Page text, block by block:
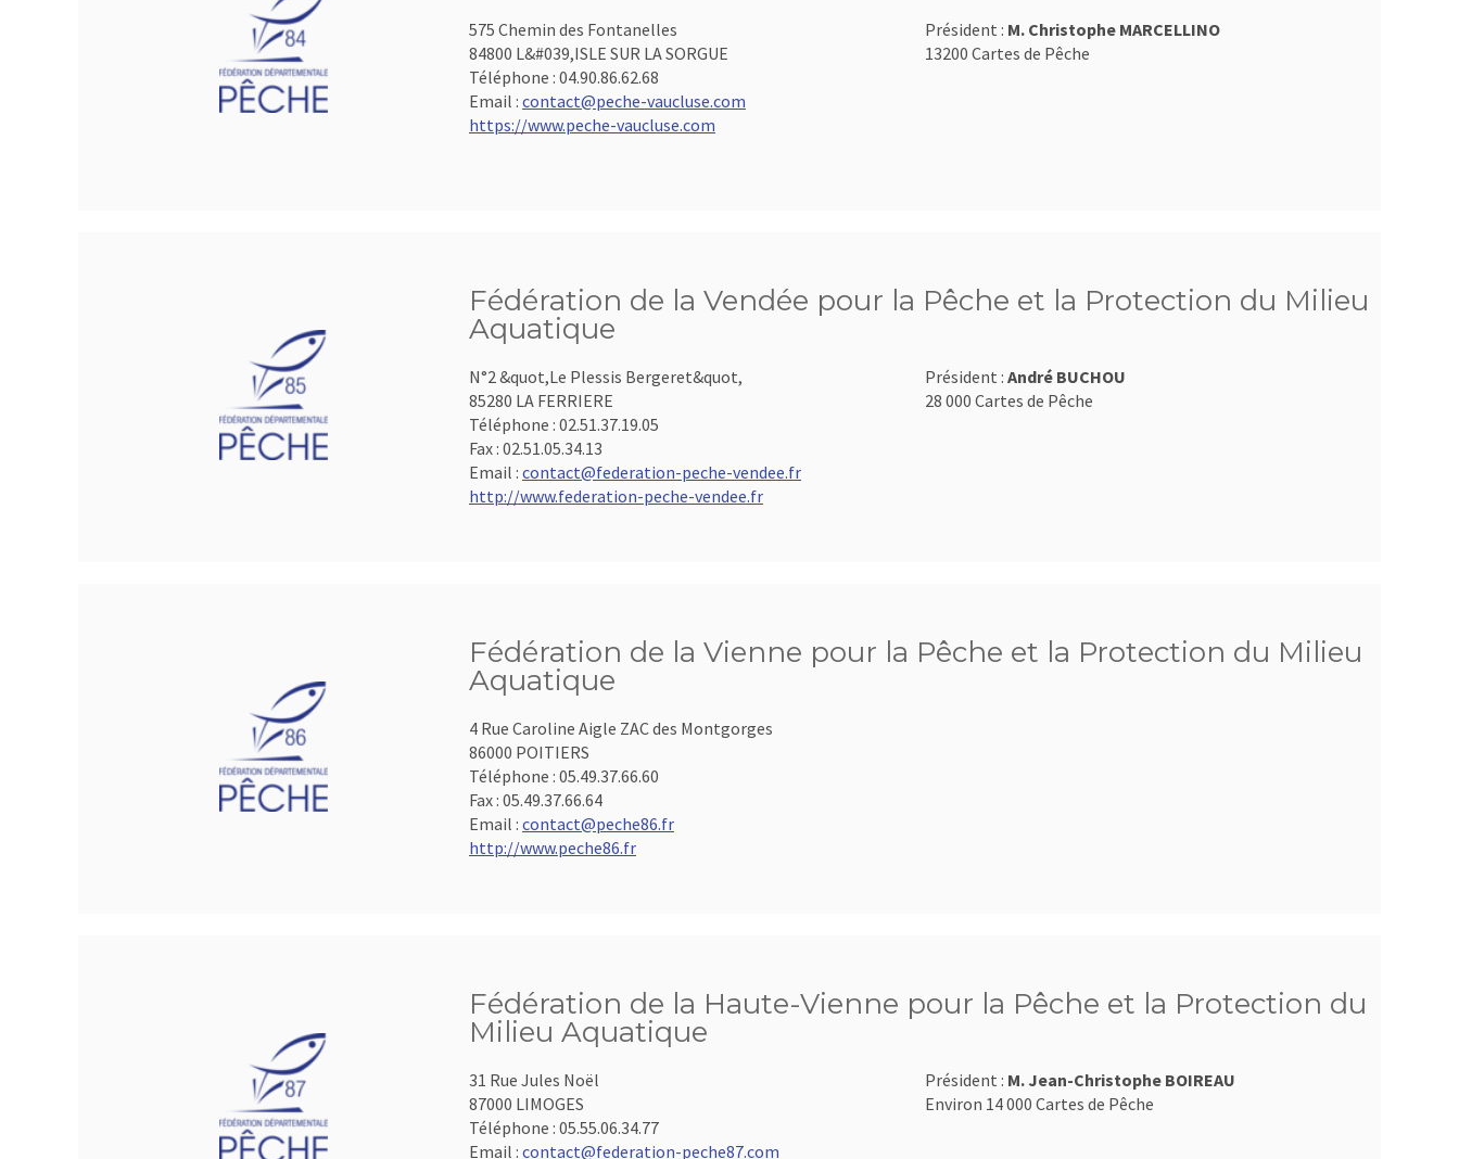
575 Chemin des Fontanelles
84800 L&#039,ISLE SUR LA SORGUE
Téléphone : 04.90.86.62.68
Email : contact@peche-vaucluse.com
https://www.peche-vaucluse.com
Président : M. Christophe MARCELLINO
13200 Cartes de Pêche
Fédération de la Vendée pour la Pêche et la Protection du Milieu
Aquatique
N°2 &quot,Le Plessis Bergeret&quot,
85280 LA FERRIERE
Téléphone : 02.51.37.19.05
Fax : 02.51.05.34.13
Email : contact@federation-peche-vendee.fr
http://www.federation-peche-vendee.fr
Président : André BUCHOU
28 000 Cartes de Pêche
Fédération de la Vienne pour la Pêche et la Protection du Milieu
Aquatique
4 Rue Caroline Aigle ZAC des Montgorges
86000 POITIERS
Téléphone : 05.49.37.66.60
Fax : 05.49.37.66.64
Email : contact@peche86.fr
http://www.peche86.fr
Fédération de la Haute-Vienne pour la Pêche et la Protection du
Milieu Aquatique
31 Rue Jules Noël
87000 LIMOGES
Téléphone : 05.55.06.34.77
Email : contact@federation-peche87.com
Président : M. Jean-Christophe BOIREAU
Environ 14 000 Cartes de Pêche